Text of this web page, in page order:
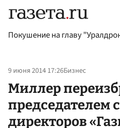
Покушение на главу
9 июня 2014 17:26Бизнес
Миллер
председателем
директоров